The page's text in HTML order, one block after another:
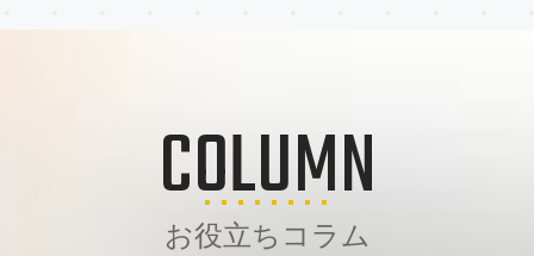
COLUMN
お役立ちコラム